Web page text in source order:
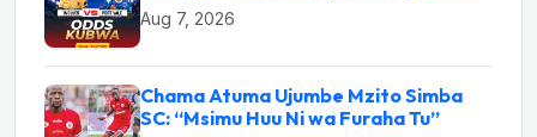
Aug 7, 2026
Chama Atuma Ujumbe Mzito Simba
SC: “Msimu Huu Ni wa Furaha Tu”